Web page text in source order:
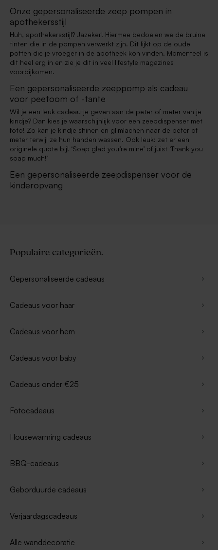
Onze gepersonaliseerde zeep pompen in
apothekersstijl
Huh, apothekersstijl? Jazeker! Hiermee bedoelen we de bruine
tinten die in de pompen verwerkt zijn. Dit lijkt op de oude
potten die je vroeger in de apotheek kon vinden. Momenteel is
dit heel erg in en zie je dit in veel lifestyle magazines
voorbijkomen.
Een gepersonaliseerde zeeppomp als cadeau
voor peetoom of -tante
Wil je een leuk cadeautje geven aan de peter of meter van je
kindje? Dan kies je waarschijnlijk voor een zeepdispenser met
foto! Zo kan je kindje shinen en glimlachen naar de peter of
meter terwijl ze hun handen wassen. Ook leuk: zet er een
originele quote bij! ‘Soap glad you’re mine’ of juist ‘Thank you
soap much!’
Een gepersonaliseerde zeepdispenser voor de
kinderopvang
Populaire categorieën.
Gepersonaliseerde cadeaus
Cadeaus voor haar
Cadeaus voor hem
Cadeaus voor baby
Cadeaus onder €25
Fotocadeaus
Housewarming cadeaus
BBQ-cadeaus
Geborduurde cadeaus
Verjaardagscadeaus
Alle wanddecoratie